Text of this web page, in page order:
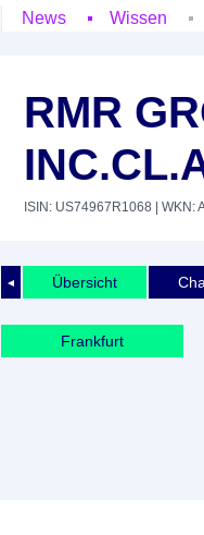
News
Wissen
RMR
ISIN: US74967R1068 | WKN:
◄ Übersicht
Frankfurt